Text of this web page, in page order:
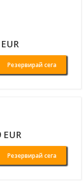
Резервирай сега
Резервирай сега